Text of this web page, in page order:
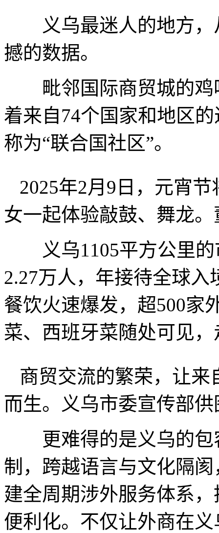
义乌最迷人的地方，
撼的数据。
毗邻国际商贸城的鸡
着来自74个国家和地区
称为“联合国社区”。
2025年2月9日，元宵
女一起体验敲鼓、舞龙
义乌1105平方公里的
2.27万人，年接待全球
餐饮火速爆发，超500家
菜、西班牙菜随处可见
商贸交流的繁荣，让
而生。义乌市委宣传部供
更难得的是义乌的包
制，跨越语言与文化隔
建全周期涉外服务体系
便利化。不仅让外商在